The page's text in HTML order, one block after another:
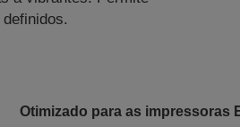
Otimizado para as impressoras